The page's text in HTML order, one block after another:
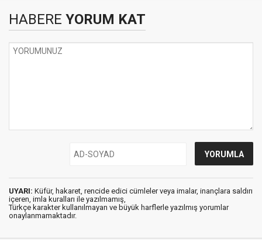
HABERE YORUM KAT
UYARI: Küfür, hakaret, rencide edici cümleler veya imalar, inançlara saldırı
içeren, imla kuralları ile yazılmamış,
Türkçe karakter kullanılmayan ve büyük harflerle yazılmış yorumlar
onaylanmamaktadır.